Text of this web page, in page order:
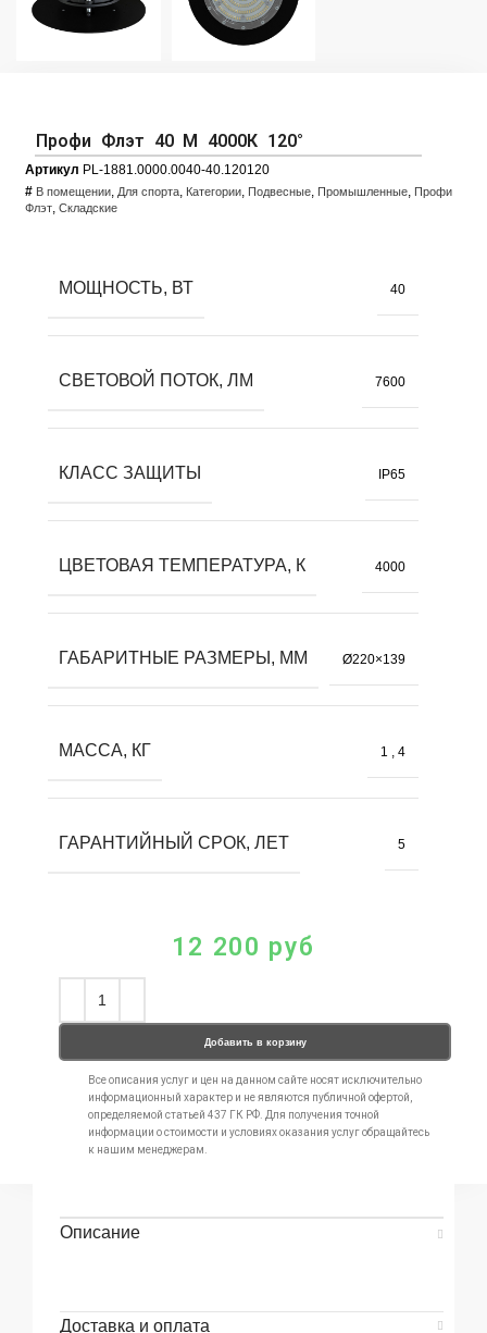
Профи Флэт 40 M 4000К 120°
Артикул PL-1881.0000.0040-40.120120
# В помещении, Для спорта, Категории, Подвесные, Промышленные, Профи
Флэт, Складские
МОЩНОСТЬ, ВТ 40
СВЕТОВОЙ ПОТОК, ЛМ 7600
КЛАСС ЗАЩИТЫ IP65
ЦВЕТОВАЯ ТЕМПЕРАТУРА, К 4000
ГАБАРИТНЫЕ РАЗМЕРЫ, ММ Ø220×139
МАССА, КГ 1 , 4
ГАРАНТИЙНЫЙ СРОК, ЛЕТ 5
12 200 руб
Добавить в корзину
Все описания услуг и цен на данном сайте носят исключительно
информационный характер и не являются публичной офертой,
определяемой статьей 437 ГК РФ. Для получения точной
информации о стоимости и условиях оказания услуг обращайтесь
к нашим менеджерам.
Описание
Доставка и оплата